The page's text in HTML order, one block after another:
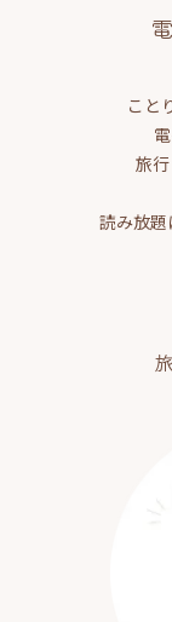
こと
旅
読み放